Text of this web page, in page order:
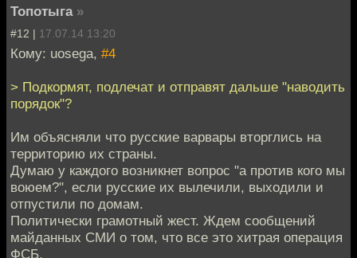
Топотыга »
#12 | 17.07.14 13:20
Кому: uosega, #4
> Подкормят, подлечат и отправят дальше "наводить
порядок"?
Им объясняли что русские варвары вторглись на
территорию их страны.
Думаю у каждого возникнет вопрос "а против кого мы
воюем?", если русские их вылечили, выходили и
отпустили по домам.
Политически грамотный жест. Ждем сообщений
майданных СМИ о том, что все это хитрая операция
ФСБ.